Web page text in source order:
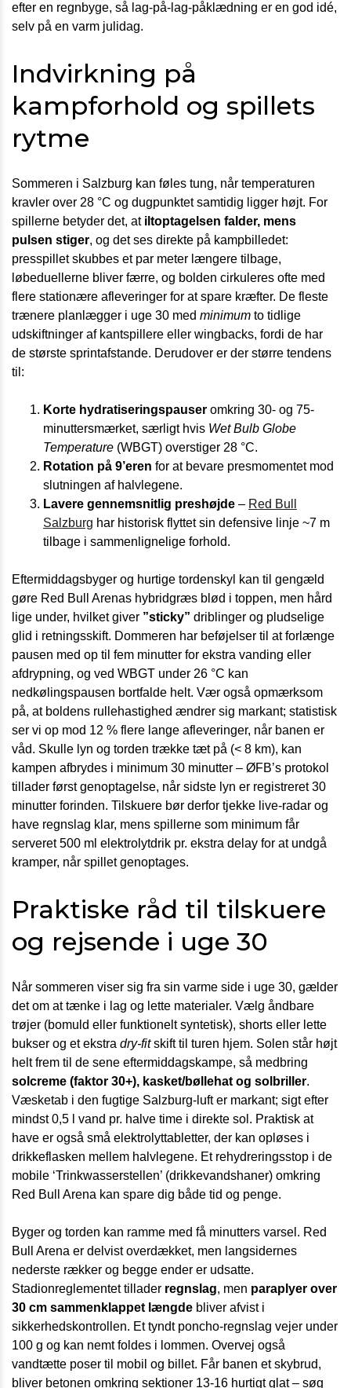
efter en regnbyge, så lag-på-lag-påklædning er en god idé,
selv på en varm julidag.
Indvirkning på
kampforhold og spillets
rytme
Sommeren i Salzburg kan føles tung, når temperaturen
kravler over 28 °C og dugpunktet samtidig ligger højt. For
spillerne betyder det, at iltoptagelsen falder, mens
pulsen stiger, og det ses direkte på kampbilledet:
presspillet skubbes et par meter længere tilbage,
løbeduellerne bliver færre, og bolden cirkuleres ofte med
flere stationære afleveringer for at spare kræfter. De fleste
trænere planlægger i uge 30 med minimum to tidlige
udskiftninger af kantspillere eller wingbacks, fordi de har
de største sprint­afstande. Derudover er der større tendens
til:
Korte hydratiseringspauser omkring 30- og 75-
minutters­mærket, særligt hvis Wet Bulb Globe
Temperature (WBGT) overstiger 28 °C.
Rotation på 9’eren for at bevare presmomentet mod
slutningen af halvlegene.
Lavere gennemsnitlig preshøjde – Red Bull
Salzburg har historisk flyttet sin defensive linje ~7 m
tilbage i sammenlignelige forhold.
Eftermiddagsbyger og hurtige torden­skyl kan til gengæld
gøre Red Bull Arenas hybridgræs blød i toppen, men hård
lige under, hvilket giver ”sticky” driblinger og pludselige
glid i retnings­skift. Dommeren har beføjelser til at forlænge
pausen med op til fem minutter for ekstra vanding eller
afdrypning, og ved WBGT under 26 °C kan
nedkølingspausen bortfalde helt. Vær også opmærksom
på, at boldens rullehastighed ændrer sig markant; statistisk
ser vi op mod 12 % flere lange afleveringer, når banen er
våd. Skulle lyn og torden trække tæt på (< 8 km), kan
kampen afbrydes i minimum 30 minutter – ØFB’s protokol
tillader først genoptagelse, når sidste lyn er registreret 30
minutter forinden. Tilskuere bør derfor tjekke live-radar og
have regnslag klar, mens spillerne som minimum får
serveret 500 ml elektrolytdrik pr. ekstra delay for at undgå
kramper, når spillet genoptages.
Praktiske råd til tilskuere
og rejsende i uge 30
Når sommeren viser sig fra sin varme side i uge 30, gælder
det om at tænke i lag og lette materialer. Vælg åndbare
trøjer (bomuld eller funktionelt syntetisk), shorts eller lette
bukser og et ekstra dry-fitskift til turen hjem. Solen står højt
helt frem til de sene eftermiddagskampe, så medbring
solcreme (faktor 30+), kasket/bøllehat og solbriller.
Væsketab i den fugtige Salzburg-luft er markant; sigt efter
mindst 0,5 l vand pr. halve time i direkte sol. Praktisk at
have er også små elektrolyttabletter, der kan opløses i
drikkeflasken mellem halvlegene. Et rehydreringsstop i de
mobile ‘Trinkwasserstellen’ (drikkevandshaner) omkring
Red Bull Arena kan spare dig både tid og penge.
Byger og torden kan ramme med få minutters varsel. Red
Bull Arena er delvist overdækket, men langsidernes
nederste rækker og begge ender er udsatte.
Stadionreglementet tillader regnslag, men paraplyer over
30 cm sammenklappet længde bliver afvist i
sikkerhedskontrollen. Et tyndt poncho-regnslag vejer under
100 g og kan nemt foldes i lommen. Overvej også
vandtætte poser til mobil og billet. Får banen et skybrud,
bliver betonen omkring sektioner 13-16 hurtigt glat – søg